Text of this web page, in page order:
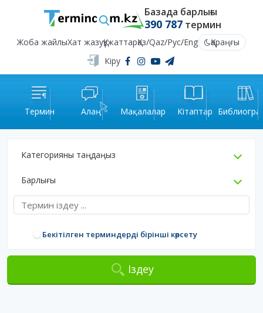
Базада барлығы
390 787термин
Жоба жайлыХат жазуҚұжаттарҚаз/Qaz/Рус/Eng
Қараңғы
Кіру
Термин Алаң Мақалалар Кітаптар
Категорияны таңдаңыз
Барлығы
Бекітілген терминдерді бірінші көрсету
Іздеу